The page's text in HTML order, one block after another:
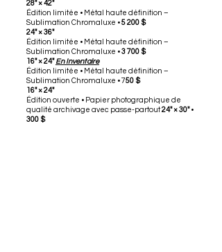
28" × 42"
Édition limitée • Métal haute définition –
Sublimation Chromaluxe •5 200 $
24" × 36"
Édition limitée • Métal haute définition –
Sublimation Chromaluxe •3 700 $
16" × 24"En Inventaire
Édition limitée • Métal haute définition –
Sublimation Chromaluxe • 750 $
16" × 24"
Édition ouverte • Papier photographique de
qualité archivage avec passe-partout24" × 30"•
300 $